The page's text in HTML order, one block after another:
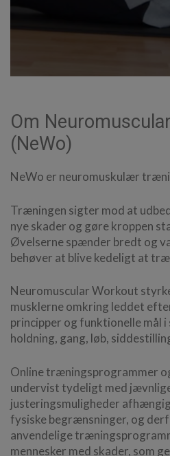
Om
(NeWo)
NeWo er neuromuskulær
Træningen sigter mod at
nye skader og gøre kroppen
Øvelserne spænder bredt og
behøver at blive kedeligt at
Neuromuscular Workout
musklerne omkring leddet
principper og funktionelle mål
holdning, gang, løb,
Online træningsprogrammer
undervist tydeligt med
justeringsmuligheder
fysiske begrænsninger, og
anvendelige
mennesker med skader, som